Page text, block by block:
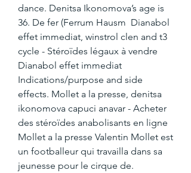
dance. Denitsa Ikonomova’s age is
36. De fer (Ferrum Hausm  Dianabol
effet immediat, winstrol clen and t3
cycle - Stéroïdes légaux à vendre
Dianabol effet immediat
Indications/purpose and side
effects. Mollet a la presse, denitsa
ikonomova capuci anavar - Acheter
des stéroïdes anabolisants en ligne
Mollet a la presse Valentin Mollet est
un footballeur qui travailla dans sa
jeunesse pour le cirque de.